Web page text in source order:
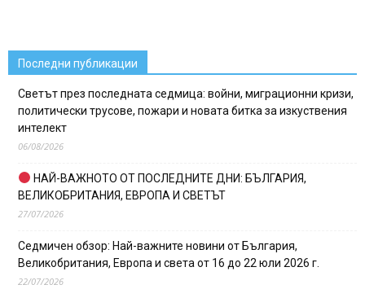
Последни публикации
Светът през последната седмица: войни, миграционни кризи,
политически трусове, пожари и новата битка за изкуствения
интелект
06/08/2026
НАЙ-ВАЖНОТО ОТ ПОСЛЕДНИТЕ ДНИ: БЪЛГАРИЯ,
ВЕЛИКОБРИТАНИЯ, ЕВРОПА И СВЕТЪТ
27/07/2026
Седмичен обзор: Най-важните новини от България,
Великобритания, Европа и света от 16 до 22 юли 2026 г.
22/07/2026